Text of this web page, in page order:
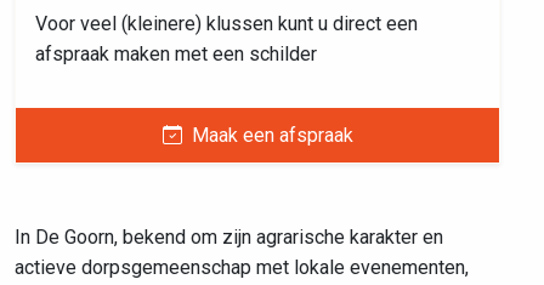
Voor veel (kleinere) klussen kunt u direct een
afspraak maken met een schilder
Maak een afspraak
In De Goorn, bekend om zijn agrarische karakter en
actieve dorpsgemeenschap met lokale evenementen,